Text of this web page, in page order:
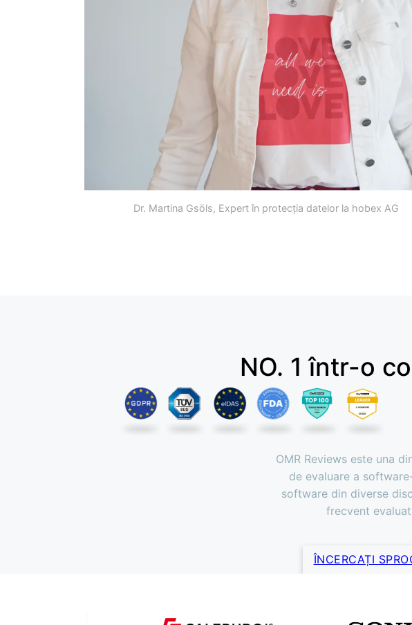
Dr. Martina Gsöls, Expert în protecția datelor la hobex AG
NO. 1 într-o
OMR Reviews este una
de evaluare a
software din diverse
frecvent
ÎNCERCAȚI